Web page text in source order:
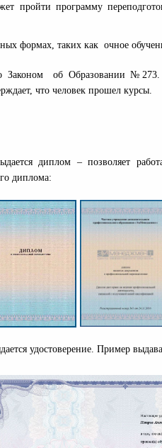
пройти программу
формах, таких как очное
Законом об Образовании №273.
что человек прошел курсы.
диплом – позволяет
диплома:
удостоверение. Пример